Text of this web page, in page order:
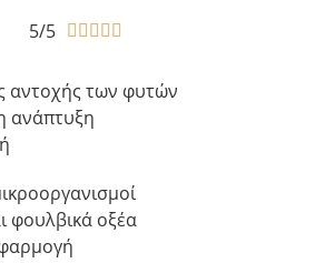
5/5     
αντοχής των φυτών
ανάπτυξη
φουλβικά οξέα